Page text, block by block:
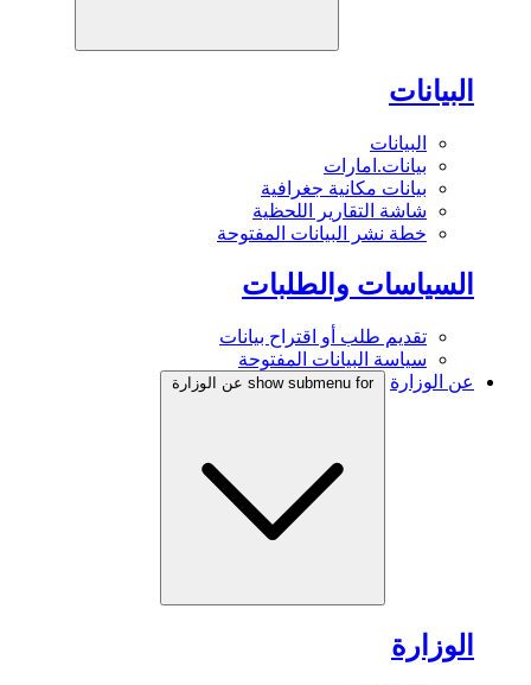
البيانات
البيانات
بيانات.امارات
بيانات مكانية جغرافية
شاشة التقارير اللحظية
خطة نشر البيانات المفتوحة
السياسات والطلبات
تقديم طلب أو اقتراح بيانات
سياسة البيانات المفتوحة
عن الوزارة
show submenu for عن الوزارة
الوزارة